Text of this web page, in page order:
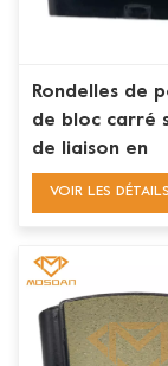
Rondelles de
de bloc carré
de liaison en
céramique de
VOIR LES DÉTAILS